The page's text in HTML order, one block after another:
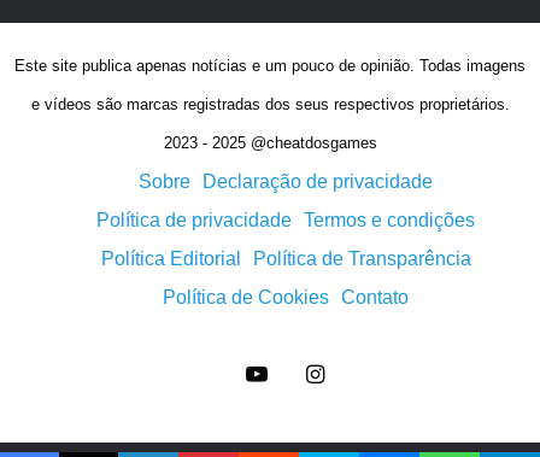
Este site publica apenas notícias e um pouco de opinião. Todas imagens
e vídeos são marcas registradas dos seus respectivos proprietários.
2023 - 2025 @cheatdosgames
Sobre
Declaração de privacidade
Política de privacidade Termos e condições
Política Editorial
Política de Transparência
Política de Cookies Contato
YouTubeInstagram